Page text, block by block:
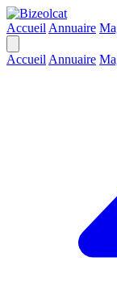
Accueil Annuaire
Accueil Annuaire